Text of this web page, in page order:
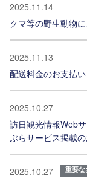
2025.11.14
クマ等の野生動物
2025.11.13
配送料金のお支払
2025.10.27
訪日観光情報Web
ぶらサービス掲載
2025.10.27 重要な